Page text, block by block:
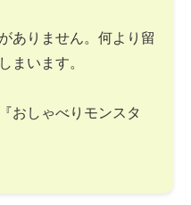
ありません。何より留
まいます。
おしゃべりモンスタ